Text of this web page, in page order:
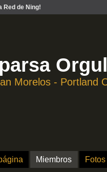
Red de Ning!
Morelos - Portland
Miembros Fotos